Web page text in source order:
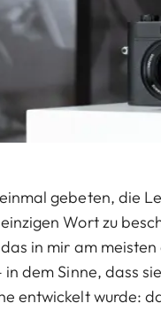
gebeten, die
Wort zu
in mir am
in dem Sinne, dass
entwickelt wurde: